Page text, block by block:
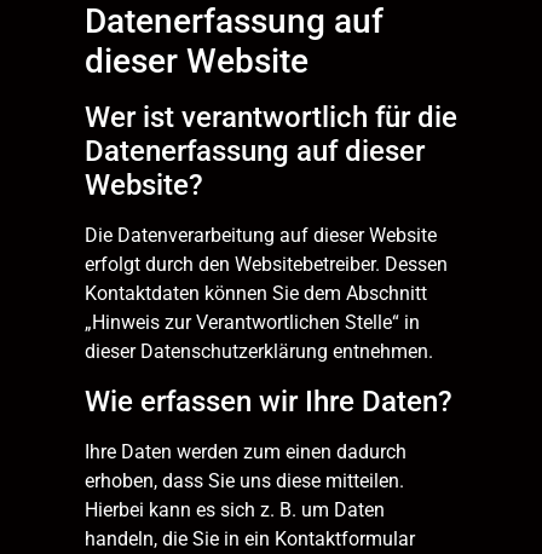
Datenerfassung auf
dieser Website
Wer ist verantwortlich für die
Datenerfassung auf dieser
Website?
Die Datenverarbeitung auf dieser Website
erfolgt durch den Websitebetreiber. Dessen
Kontaktdaten können Sie dem Abschnitt
„Hinweis zur Verantwortlichen Stelle“ in
dieser Datenschutzerklärung entnehmen.
Wie erfassen wir Ihre Daten?
Ihre Daten werden zum einen dadurch
erhoben, dass Sie uns diese mitteilen.
Hierbei kann es sich z. B. um Daten
handeln, die Sie in ein Kontaktformular